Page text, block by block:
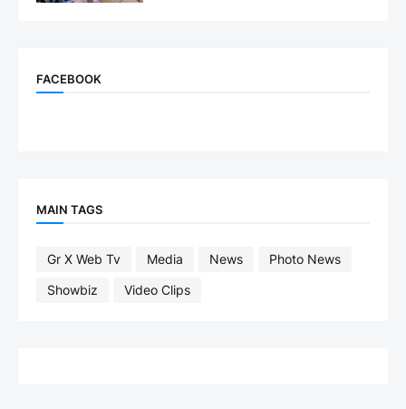
FACEBOOK
MAIN TAGS
Gr X Web Tv Media News
Photo News
Showbiz
Video Clips